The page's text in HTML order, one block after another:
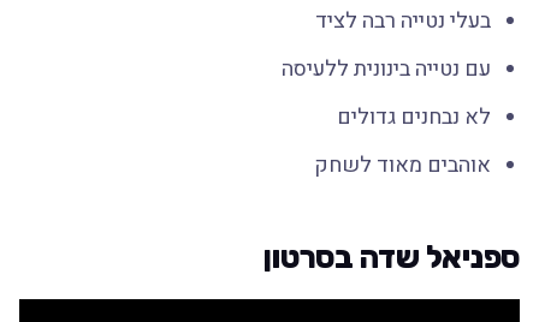
בעלי נטייה רבה לציד
עם נטייה בינונית ללעיסה
לא נבחנים גדולים
אוהבים מאוד לשחק
ספניאל שדה בסרטון